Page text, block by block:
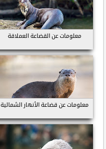
معلومات عن القضاعة العملاقة
معلومات عن قضاعة الأنهار الشمالية